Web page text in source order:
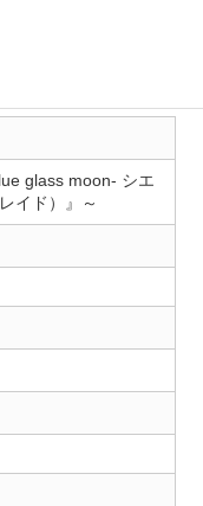
glass moon- シエ
イド）』～